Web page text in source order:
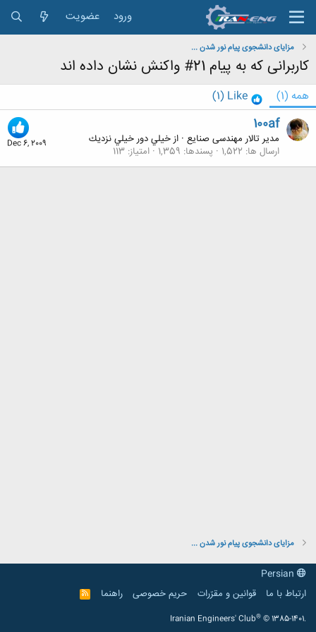
ورود عضویت
مزایای دانشجوی پیام نور شدن ...
کاربرانی که به پیام 21# واکنش نشان داده اند
همه (1)
Like
(1)
Dec 6, 2009
100af
مدیر تالار مهندسی صنایع · ازخيلي دور خيلي نزديك
ارسال ها 1,522 پسندها 1,359 امتیاز 113
مزایای دانشجوی پیام نور شدن ...
ارتباط با ما
قوانین و مقرّرات حریم خصوصی راهنما
R
S
Iranian Engineers' Club® © 1385-1401.